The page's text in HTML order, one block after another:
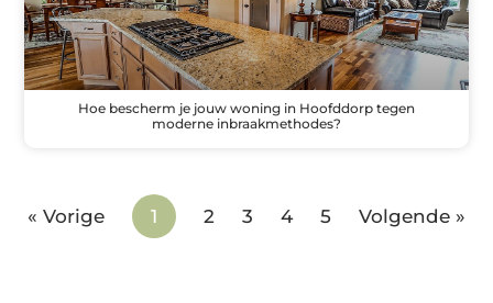
Hoe bescherm je jouw woning in Hoofddorp tegen
moderne inbraakmethodes?
« Vorige 1 2 3 4 5 Volgende »